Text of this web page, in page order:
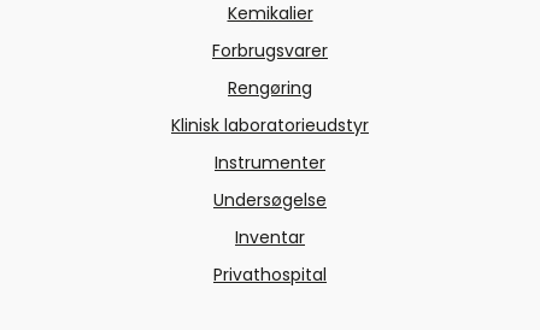
Kemikalier
Forbrugsvarer
Rengøring
Klinisk laboratorieudstyr
Instrumenter
Undersøgelse
Inventar
Privathospital